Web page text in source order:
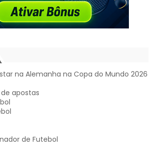
na Alemanha na Copa do Mundo 2026
apostas
de Futebol